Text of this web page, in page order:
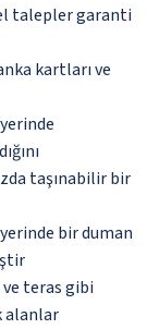
talepler garanti
kartları ve
taşınabilir bir
bir duman
teras gibi
alanlar